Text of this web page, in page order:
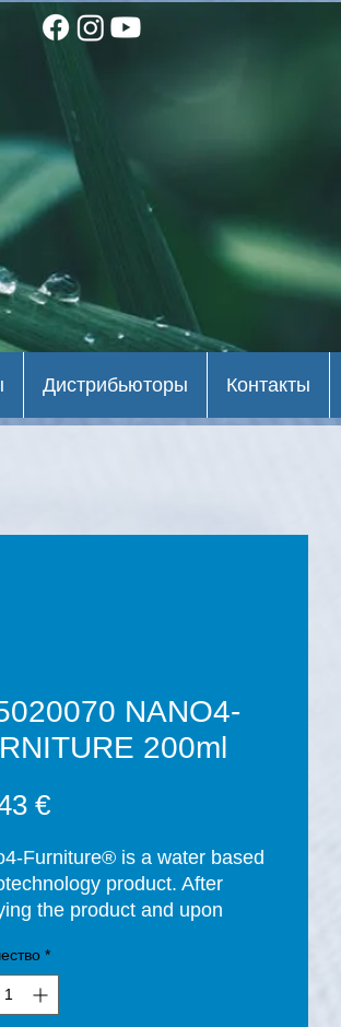
NANO4-
200ml
€Цена
Furniture® is a water based
product. After
the product and upon
a thin layer of SiO2
Dioxide) seals the
area so no foreign liquid
*
Дистрибьюторы Контакты